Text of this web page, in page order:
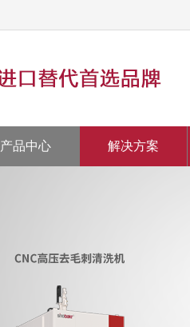
产品中心 解决方案